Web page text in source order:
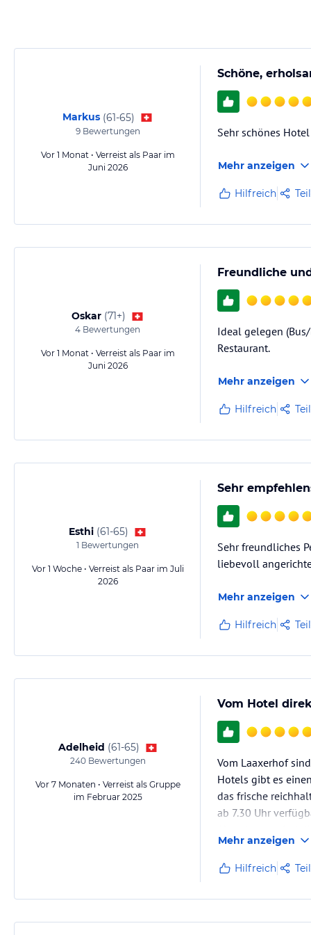
Markus (61-65)
9Bewertungen
Vor 1 Monat • Verreist als Paar im
Juni 2026
Schöne,
Sehr schönes
Mehr anzeigen
Hilfreich
Oskar (71+)
4 Bewertungen
Vor 1 Monat • Verreist als Paar im
Juni 2026
Freundliche
Ideal gelegen
Restaurant.
Mehr anzeigen
Hilfreich
Esthi (61-65)
1 Bewertungen
Vor 1 Woche • Verreist als Paar im Juli
2026
Sehr
Sehr freundliches
liebevoll
Mehr anzeigen
Hilfreich
Adelheid (61-65)
240Bewertungen
Vor 7 Monaten • Verreist als Gruppe
im Februar 2025
Vom Hotel
Vom Laaxerhof
Hotels gibt es
das frische
ab 7.30 Uhr
Hervorragend…
Mehr anzeigen
Hilfreich